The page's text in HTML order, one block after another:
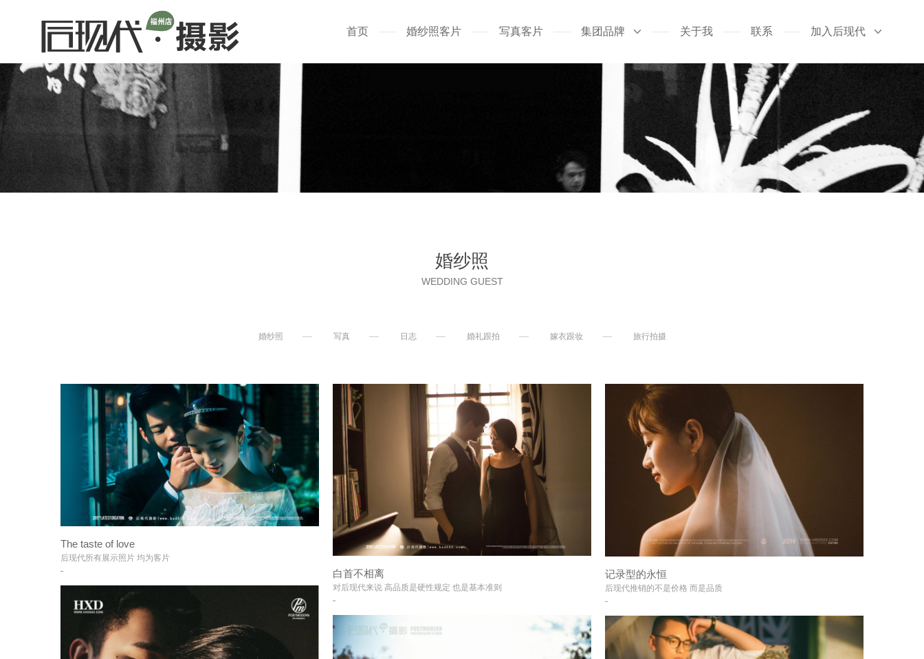
首页 婚纱照客片 写真客片 集团品牌 关于我 联系 加入后现代
婚纱照
WEDDING GUEST
婚纱照 写真 日志 婚礼跟拍 嫁衣跟妆 旅行拍摄
The taste of love
后现代所有展示照片 均为客片
白首不相离
对后现代来说 高品质是硬性规定 也是基本准则
记录型的永恒
后现代推销的不是价格 而是品质
+
+ +